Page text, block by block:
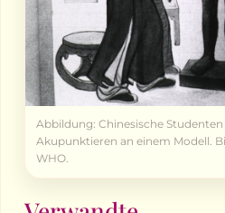
Abbildung: Chinesische
Akupunktieren an einem Modell.
WHO.